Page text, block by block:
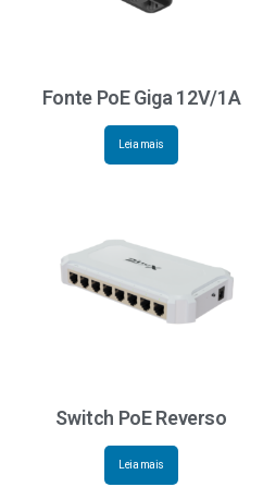
Fonte PoE Giga 12V/1A
Leia mais
Switch PoE Reverso
Leia mais